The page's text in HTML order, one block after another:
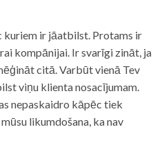
ir jāatbilst. Protams ir
kompānijai. Ir svarīgi zināt, ja
citā. Varbūt vienā Tev
viņu klienta nosacījumam.
nepaskaidro kāpēc tiek
likumdošana, ka nav